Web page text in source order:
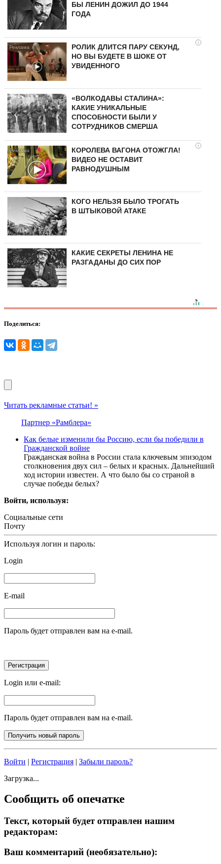
БЫ ЛЕНИН ДОЖИЛ ДО 1944
ГОДА
i
РОЛИК ДЛИТСЯ ПАРУ СЕКУНД,
НО ВЫ БУДЕТЕ В ШОКЕ ОТ
УВИДЕННОГО
«ВОЛКОДАВЫ СТАЛИНА»:
КАКИЕ УНИКАЛЬНЫЕ
СПОСОБНОСТИ БЫЛИ У
СОТРУДНИКОВ СМЕРША
i
КОРОЛЕВА ВАГОНА ОТОЖГЛА!
ВИДЕО НЕ ОСТАВИТ
РАВНОДУШНЫМ
КОГО НЕЛЬЗЯ БЫЛО ТРОГАТЬ
В ШТЫКОВОЙ АТАКЕ
КАКИЕ СЕКРЕТЫ ЛЕНИНА НЕ
РАЗГАДАНЫ ДО СИХ ПОР
Поделиться:
Читать рекламные статьи! »
Партнер «Рамблера»
Как белые изменили бы Россию, если бы победили в
Гражданской войне
Гражданская война в России стала ключевым эпизодом
столкновения двух сил – белых и красных. Дальнейший
ход истории известен. А что было бы со страной в
случае победы белых?
Войти, используя:
Социальные сети
Почту
Используя логин и пароль:
Login
E-mail
Пароль будет отправлен вам на e-mail.
Login или e-mail:
Пароль будет отправлен вам на e-mail.
Войти | Регистрация | Забыли пароль?
Загрузка...
Сообщить об опечатке
Текст, который будет отправлен нашим
редакторам:
Ваш комментарий (необязательно):